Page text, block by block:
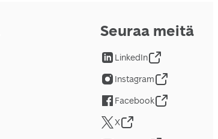
Seuraa meitä
LinkedIn
Instagram
Facebook
X